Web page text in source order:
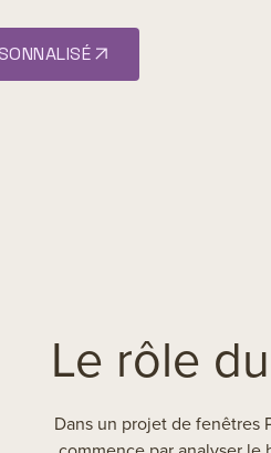
Le rôle
Dans un projet de fenêtres